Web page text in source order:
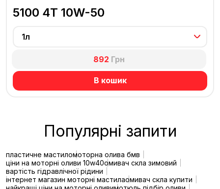
5100 4T 10W-50
1л
892 Грн
В кошик
Популярні запити
пластичне мастиломоторна олива бмв
ціни на моторні оливи 10w40омивач скла зимовий
вартість гідравлічної рідини
інтернет магазин моторні мастилаомивач скла купити